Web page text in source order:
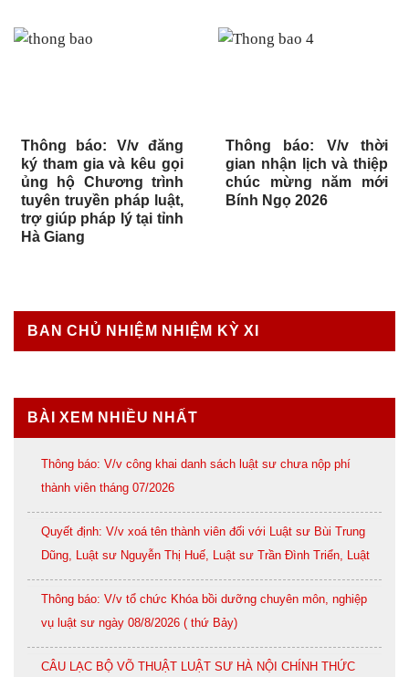
Thông báo: V/v đăng
ký tham gia và kêu gọi
ủng hộ Chương trình
tuyên truyền pháp luật,
trợ giúp pháp lý tại tỉnh
Hà Giang
Thông báo: V/v thời
gian nhận lịch và thiệp
chúc mừng năm mới
Bính Ngọ 2026
BAN CHỦ NHIỆM NHIỆM KỲ XI
BÀI XEM NHIỀU NHẤT
Thông báo: V/v công khai danh sách luật sư chưa nộp phí
thành viên tháng 07/2026
Quyết định: V/v xoá tên thành viên đối với Luật sư Bùi Trung
Dũng, Luật sư Nguyễn Thị Huế, Luật sư Trần Đình Triển, Luật
sư Lê Thị Oanh
Thông báo: V/v tổ chức Khóa bồi dưỡng chuyên môn, nghiệp
vụ luật sư ngày 08/8/2026 ( thứ Bảy)
CÂU LẠC BỘ VÕ THUẬT LUẬT SƯ HÀ NỘI CHÍNH THỨC